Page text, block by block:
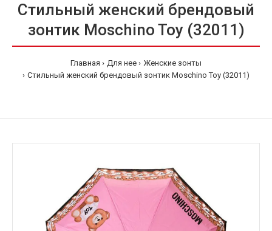
Стильный женский брендовый
зонтик Moschino Toy (32011)
Главная Для нее
Женские зонты
Стильный женский брендовый зонтик Moschino Toy (32011)